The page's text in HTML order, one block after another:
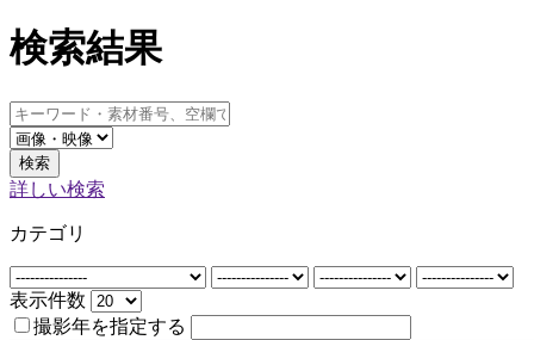
検索結果
検索
詳しい検索
カテゴリ
表示件数
撮影年を指定する